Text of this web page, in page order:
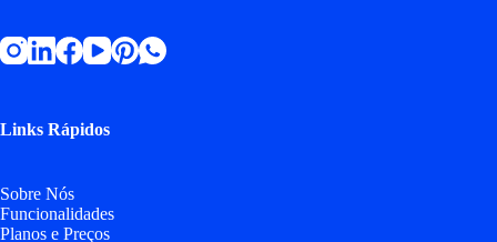
Links Rápidos
Sobre Nós
Funcionalidades
Planos e Preços